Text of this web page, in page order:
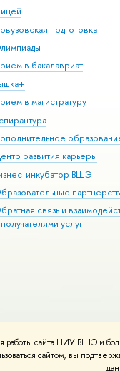
сайта НИУ ВШЭ и
сайтом, вы
подготовка
в бакалавриат
в магистратуру
развития карьеры
инкубатор ВШЭ
связь и
услуг
Условия использования
Школе дизайна НИУ ВШЭ